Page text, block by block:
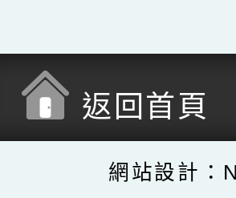
返回首頁
網站設計：